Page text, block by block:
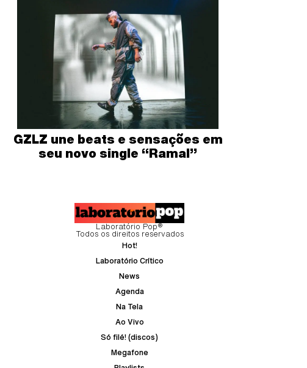
GZLZ une beats e sensações em
seu novo single “Ramal”
Laboratório Pop®
Todos os direitos reservados
Hot!
Laboratório Crítico
News
Agenda
Na Tela
Ao Vivo
Só filé! (discos)
Megafone